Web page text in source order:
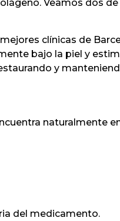
Veamos dos
clínicas de
bajo la piel y
y
naturalmente
del medicamento.